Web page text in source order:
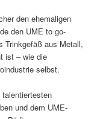
den ehemaligen
den UME to go-
Trinkgefäß aus Metall,
ist – wie die
selbst.
und dem UME-